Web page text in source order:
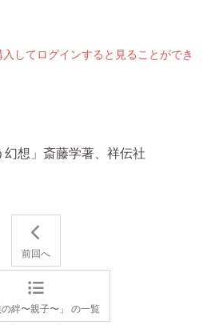
してログインすると見ることができ
幻想」斎藤学著、祥伝社
前回へ
の絆〜親子〜」 の一覧